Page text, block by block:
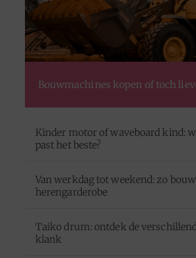
Bouwmachines kopen of toch
Kinder motor of waveboard kind:
past het beste?
Van werkdag tot weekend: zo
herengarderobe
Taiko drum: ontdek de
klank